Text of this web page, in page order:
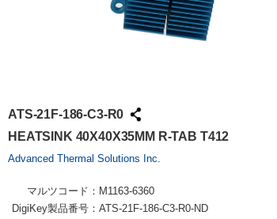
ATS-21F-186-C3-R0
HEATSINK 40X40X35MM R-TAB T412
Advanced Thermal Solutions Inc.
マルツコード： M1163-6360
DigiKey製品番号： ATS-21F-186-C3-R0-ND